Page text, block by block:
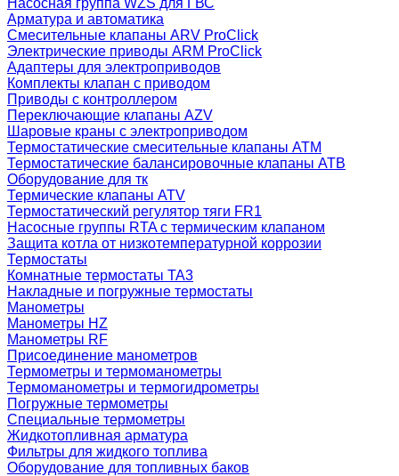
Насосная группа WZS для ГВС
Арматура и автоматика
Смесительные клапаны ARV ProClick
Электрические приводы ARM ProClick
Адаптеры для электроприводов
Комплекты клапан с приводом
Приводы с контроллером
Переключающие клапаны AZV
Шаровые краны с электроприводом
Термостатические смесительные клапаны ATM
Термостатические балансировочные клапаны ATB
Оборудование для тк
Термические клапаны ATV
Термостатический регулятор тяги FR1
Насосные группы RTA с термическим клапаном
Защита котла от низкотемпературной коррозии
Термостаты
Комнатные термостаты TA3
Накладные и погружные термостаты
Манометры
Манометры HZ
Манометры RF
Присоединение манометров
Термометры и термоманометры
Термоманометры и термогидрометры
Погружные термометры
Специальные термометры
Жидкотопливная арматура
Фильтры для жидкого топлива
Оборудование для топливных баков